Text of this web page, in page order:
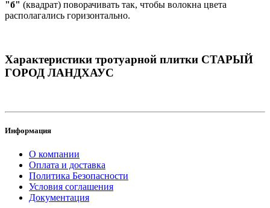
"б" (квадрат) поворачивать так, чтобы волокна цвета
располагались горизонтально.
Характеристики тротуарной плитки СТАРЫЙ
ГОРОД ЛАНДХАУС
Информация
О компании
Оплата и доставка
Политика Безопасности
Условия соглашения
Документация